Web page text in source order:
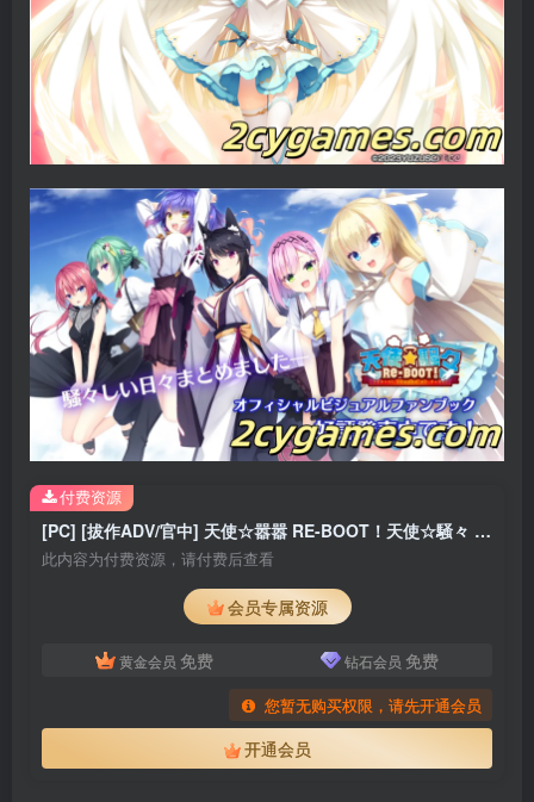
[PC] [拔作ADV/官中] 天使☆嚣嚣 RE-BOOT！天使☆騒々 RE-BOOT! 官方中文版+全CG存档+攻略 [10.90G]
此内容为付费资源，请付费后查看
会员专属资源
黄金会员 免费 钻石会员 免费
您暂无购买权限，请先开通会员
开通会员
付费资源